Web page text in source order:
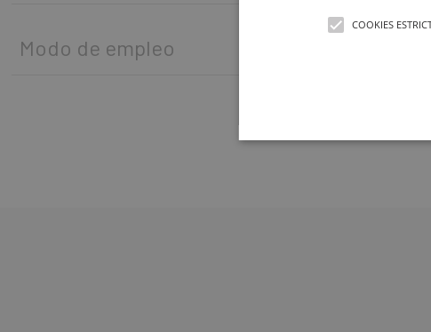
Modo de empleo
COOKIES